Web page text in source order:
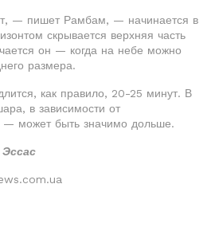
— пишет Рамбам, — начинается в
скрывается верхняя часть
он — когда на небе можно
размера.
как правило, 20-25 минут. В
в зависимости от
— может быть значимо дольше.